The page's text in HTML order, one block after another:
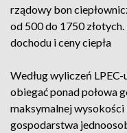
rządowy bon
od 500 do 1750
dochodu i ceny ciepła
Według wyliczeń
obiegać ponad połowa
maksymalnej wysokości
gospodarstwa